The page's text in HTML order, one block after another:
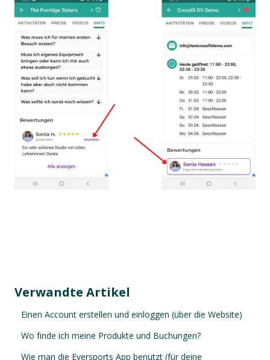
Verwandte Artikel
Einen Account erstellen und einloggen (über die Website)
Wo finde ich meine Produkte und Buchungen?
Wie man die Eversports App benutzt (für deine